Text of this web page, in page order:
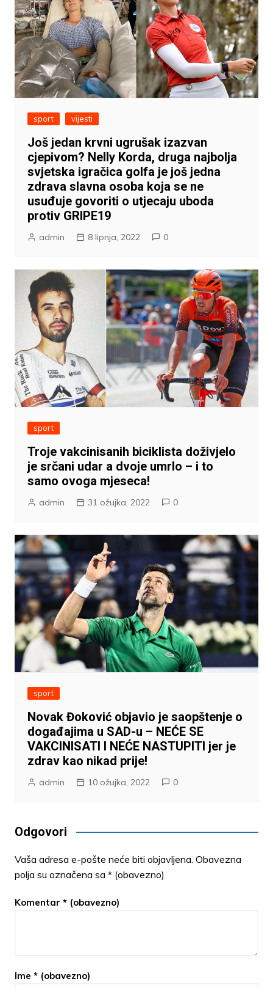
sport vijesti
Još jedan krvni ugrušak izazvan
cjepivom? Nelly Korda, druga najbolja
svjetska igračica golfa je još jedna
zdrava slavna osoba koja se ne
usuđuje govoriti o utjecaju uboda
protiv GRIPE19
admin 8 lipnja, 2022 0
sport
Troje vakcinisanih biciklista doživjelo
je srčani udar a dvoje umrlo – i to
samo ovoga mjeseca!
admin 31 ožujka, 2022 0
sport
Novak Đoković objavio je saopštenje o
događajima u SAD-u – NEĆE SE
VAKCINISATI I NEĆE NASTUPITI jer je
zdrav kao nikad prije!
admin 10 ožujka, 2022 0
Odgovori
Vaša adresa e-pošte neće biti objavljena. Obavezna
polja su označena sa * (obavezno)
Komentar * (obavezno)
Ime * (obavezno)